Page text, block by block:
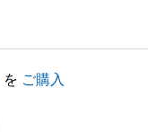
を ご購入